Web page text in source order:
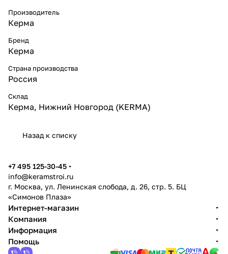
Производитель
Керма
Бренд
Керма
Страна производства
Россия
Склад
Керма, Нижний Новгород (KERMA)
Назад к списку
+7 495 125-30-45
info@keramstroi.ru
г. Москва, ул. Ленинская слобода, д. 26, стр. 5. БЦ
«Симонов Плаза»
Интернет-магазин
Компания
Информация
Помощь